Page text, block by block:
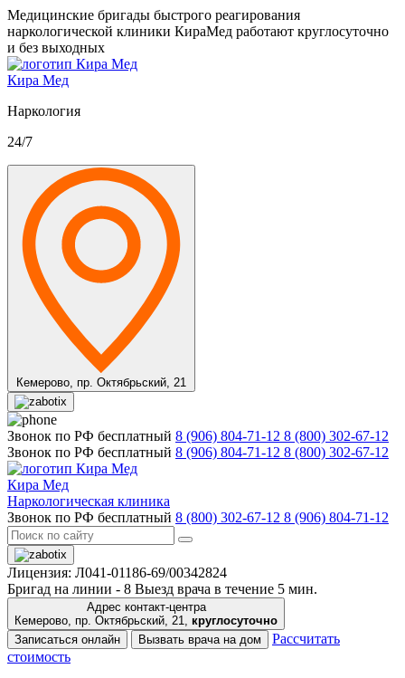
Медицинские бригады быстрого реагирования
наркологической клиники КираМед работают круглосуточно
и без выходных
Кира Мед
Наркология
24/7
Кемерово, пр. Октябрьский, 21
Звонок по РФ бесплатный 8 (906) 804-71-12 8 (800) 302-67-12
Звонок по РФ бесплатный 8 (906) 804-71-12 8 (800) 302-67-12
Кира Мед
Наркологическая клиника
Звонок по РФ бесплатный 8 (800) 302-67-12 8 (906) 804-71-12
Лицензия: Л041-01186-69/00342824
Бригад на линии - 8 Выезд врача в течение 5 мин.
Адрес контакт-центра
Кемерово, пр. Октябрьский, 21, круглосуточно
Записаться онлайн
Вызвать врача на дом
Рассчитать
стоимость